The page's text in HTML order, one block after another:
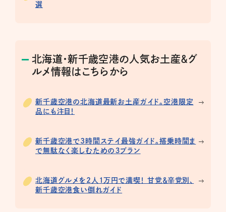
選
北海道・新千歳空港の人気お土産＆グ
ルメ情報はこちらから
新千歳空港の北海道最新お土産ガイド。空港限定
品にも注目！
新千歳空港で3時間ステイ最強ガイド。搭乗時間ま
で無駄なく楽しむための３プラン
北海道グルメを2人1万円で満喫！ 甘党＆辛党別、
新千歳空港食い倒れガイド